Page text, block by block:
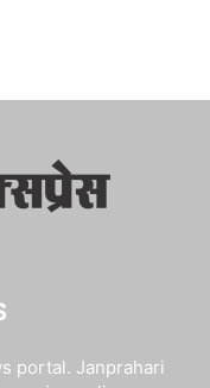
portal. Janprahari